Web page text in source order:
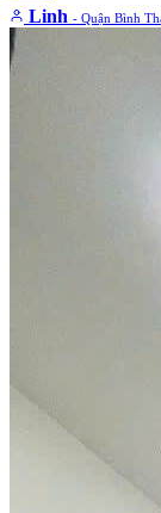
Linh - Quận Bình